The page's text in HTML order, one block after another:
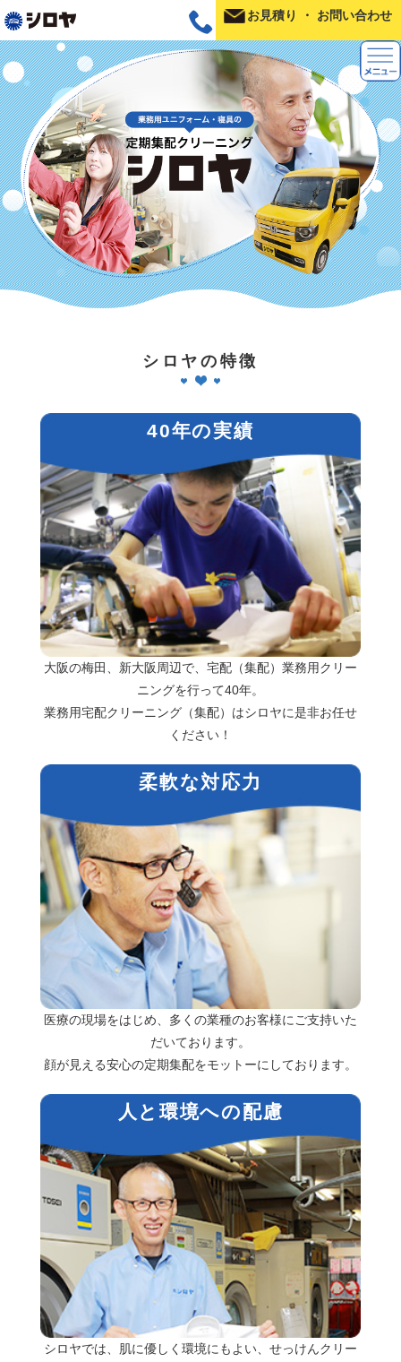
お見積り ・ お問い合わせ
シロヤの特徴
40年の実績
大阪の梅田、新大阪周辺で、宅配（集配）業務用クリー
ニングを行って40年。
業務用宅配クリーニング（集配）はシロヤに是非お任せ
ください！
柔軟な対応力
医療の現場をはじめ、多くの業種のお客様にご支持いた
だいております。
顔が見える安心の定期集配をモットーにしております。
人と環境への配慮
シロヤでは、肌に優しく環境にもよい、せっけんクリー